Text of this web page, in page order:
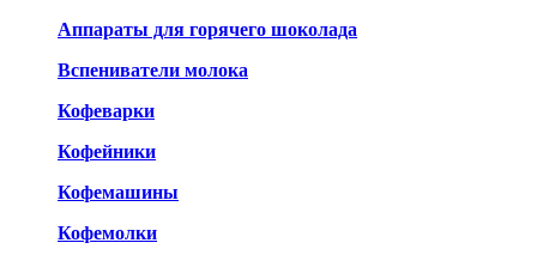
Аппараты для горячего шоколада
Вспениватели молока
Кофеварки
Кофейники
Кофемашины
Кофемолки